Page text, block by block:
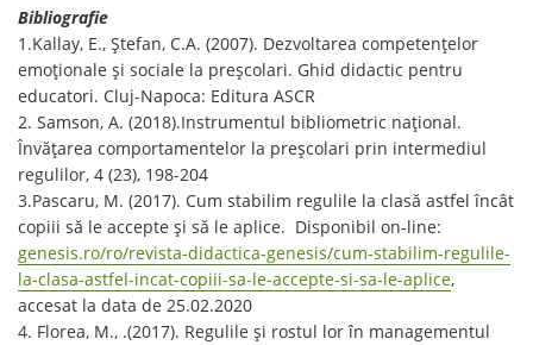
Bibliografie
1.Kallay, E., Ștefan, C.A. (2007). Dezvoltarea competențelor
emoționale și sociale la preșcolari. Ghid didactic pentru
educatori. Cluj-Napoca: Editura ASCR
2. Samson, A. (2018).Instrumentul bibliometric național.
Învățarea comportamentelor la preșcolari prin intermediul
regulilor, 4 (23), 198-204
3.Pascaru, M. (2017). Cum stabilim regulile la clasă astfel încât
copiii să le accepte și să le aplice. Disponibil on-line:
genesis.ro/ro/revista-didactica-genesis/cum-stabilim-regulile-
la-clasa-astfel-incat-copiii-sa-le-accepte-si-sa-le-aplice,
accesat la data de 25.02.2020
4. Florea, M., .(2017). Regulile şi rostul lor în managementul